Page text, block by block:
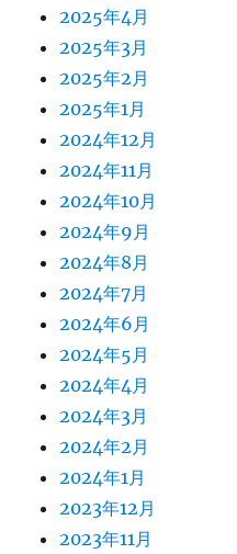
2025年4月
2025年3月
2025年2月
2025年1月
2024年12月
2024年11月
2024年10月
2024年9月
2024年8月
2024年7月
2024年6月
2024年5月
2024年4月
2024年3月
2024年2月
2024年1月
2023年12月
2023年11月